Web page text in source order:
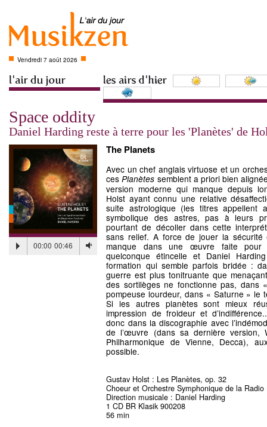
Vendredi 7 août 2026
Space oddity
Daniel Harding reste à terre pour les 'Planètes' de
00:00 00:46
The Planets
Avec un chef anglais virtuose et un
cesPlanètes semblent a priori bien
version moderne qui manque depuis
Holst ayant connu une relative
suite astrologique (les titres appellent
symbolique des astres, pas à leurs
pourtant de décoller dans cette
sans relief. A force de jouer la sécurité
manque dans une œuvre faite pour
quelconque étincelle et Daniel
formation qui semble parfois bridée :
guerre est plus tonitruante que
des sortilèges ne fonctionne pas, dans
pompeuse lourdeur, dans « Saturne » le
Si les autres planètes sont mieux
impression de froideur et
donc dans la discographie avec
de l’œuvre (dans sa dernière version,
Philharmonique de Vienne, Decca),
possible.
Gustav Holst : Les Planètes, op. 32
Choeur et Orchestre Symphonique de la Radio
Direction musicale : Daniel Harding
1 CD BR Klasik 900208
56 min